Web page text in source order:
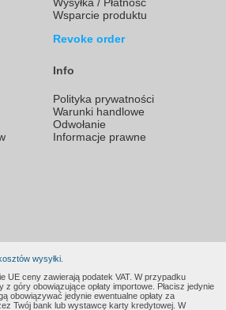
Wsparcie produktu
Revoke order
Info
Polityka prywatności
Warunki handlowe
Odwołanie
Informacje prawne
wysyłki.
UE ceny zawierają podatek VAT. W przypadku
z góry obowiązujące opłaty importowe. Płacisz jedynie
obowiązywać jedynie ewentualne opłaty za
Twój bank lub wystawcę karty kredytowej. W